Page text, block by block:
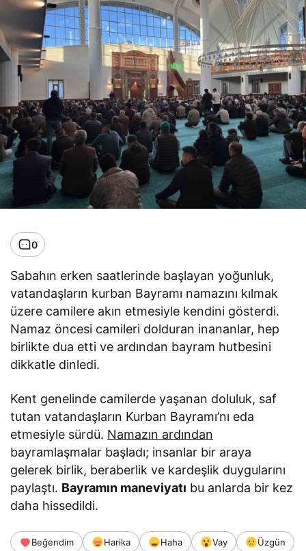
0
Sabahın erken saatlerinde başlayan yoğunluk,
vatandaşların kurban Bayramı namazını kılmak
üzere camilere akın etmesiyle kendini gösterdi.
Namaz öncesi camileri dolduran inananlar, hep
birlikte dua etti ve ardından bayram hutbesini
dikkatle dinledi.
Kent genelinde camilerde yaşanan doluluk, saf
tutan vatandaşların Kurban Bayramı’nı eda
etmesiyle sürdü. Namazın ardından
bayramlaşmalar başladı; insanlar bir araya
gelerek birlik, beraberlik ve kardeşlik duygularını
paylaştı. Bayramın maneviyatı bu anlarda bir kez
daha hissedildi.
Beğendim Harika Haha Vay
Üzgün